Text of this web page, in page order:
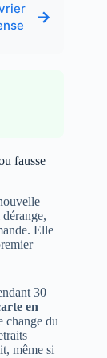
→
fausse
Elle
30
en
change du
même si